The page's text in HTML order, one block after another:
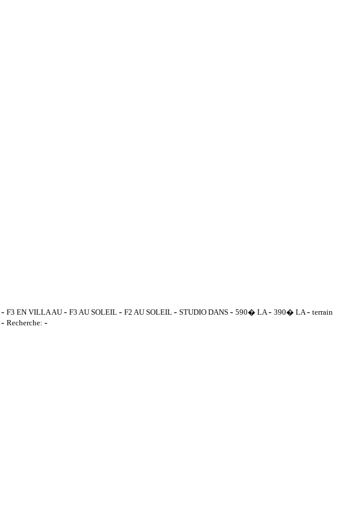
- F3 EN VILLA AU - F3 AU SOLEIL - F2 AU SOLEIL - STUDIO DANS - 590� LA- 390� LA- terrain
- Recherche: -